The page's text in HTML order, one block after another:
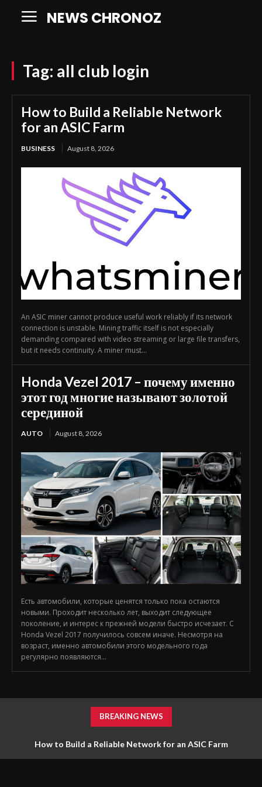
NEWS CHRONOZ
Tag: all club login
How to Build a Reliable Network
for an ASIC Farm
BUSINESS August 8, 2026
An ASIC miner cannot produce useful work reliably if its network
connection is unstable. Mining traffic itself is not especially
demanding compared with video streaming or large file transfers,
but it needs continuity. A miner must...
Honda Vezel 2017 – почему именно
этот год многие называют золотой
серединой
AUTO August 8, 2026
Есть автомобили, которые ценятся только пока остаются
новыми. Проходит несколько лет, выходит следующее
поколение, и интерес к прежней модели быстро исчезает. С
Honda Vezel 2017 получилось совсем иначе. Несмотря на
возраст, именно автомобили этого модельного года
регулярно появляются...
BREAKING NEWS
How to Build a Reliable Network for an ASIC Farm